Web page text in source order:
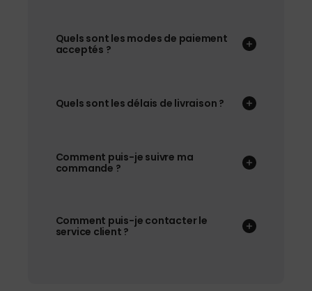
Quels sont les modes de paiement
acceptés ?
Quels sont les délais de livraison ?
Comment puis-je suivre ma
commande ?
Comment puis-je contacter le
service client ?